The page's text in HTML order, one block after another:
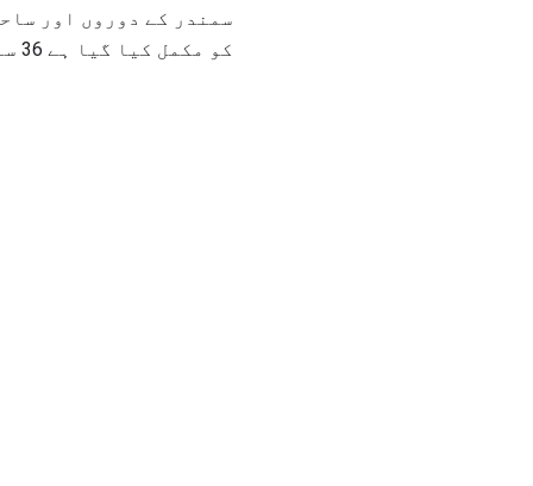
سمندر کے دوروں اور
کو مکمل کیا گیا ہے 36 سال بعد سمندر میں ہوسکتے ہیں.